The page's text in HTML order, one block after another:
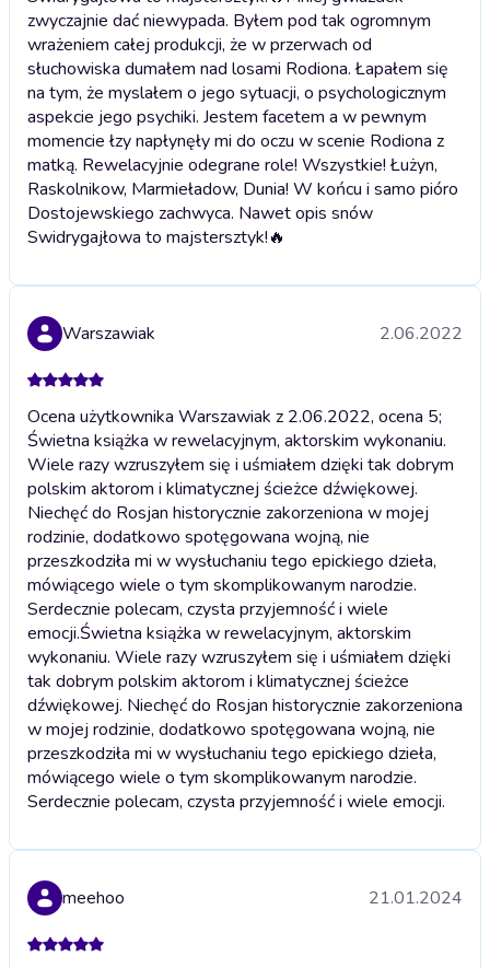
zwyczajnie dać niewypada. Byłem pod tak ogromnym
wrażeniem całej produkcji, że w przerwach od
słuchowiska dumałem nad losami Rodiona. Łapałem się
na tym, że myslałem o jego sytuacji, o psychologicznym
aspekcie jego psychiki. Jestem facetem a w pewnym
momencie łzy napłynęły mi do oczu w scenie Rodiona z
matką. Rewelacyjnie odegrane role! Wszystkie! Łużyn,
Raskolnikow, Marmieładow, Dunia! W końcu i samo pióro
Dostojewskiego zachwyca. Nawet opis snów
Swidrygajłowa to majstersztyk!🔥
Warszawiak 2.06.2022
Ocena użytkownika Warszawiak z 2.06.2022, ocena 5;
Świetna książka w rewelacyjnym, aktorskim wykonaniu.
Wiele razy wzruszyłem się i uśmiałem dzięki tak dobrym
polskim aktorom i klimatycznej ścieżce dźwiękowej.
Niechęć do Rosjan historycznie zakorzeniona w mojej
rodzinie, dodatkowo spotęgowana wojną, nie
przeszkodziła mi w wysłuchaniu tego epickiego dzieła,
mówiącego wiele o tym skomplikowanym narodzie.
Serdecznie polecam, czysta przyjemność i wiele
emocji.Świetna książka w rewelacyjnym, aktorskim
wykonaniu. Wiele razy wzruszyłem się i uśmiałem dzięki
tak dobrym polskim aktorom i klimatycznej ścieżce
dźwiękowej. Niechęć do Rosjan historycznie zakorzeniona
w mojej rodzinie, dodatkowo spotęgowana wojną, nie
przeszkodziła mi w wysłuchaniu tego epickiego dzieła,
mówiącego wiele o tym skomplikowanym narodzie.
Serdecznie polecam, czysta przyjemność i wiele emocji.
meehoo 21.01.2024